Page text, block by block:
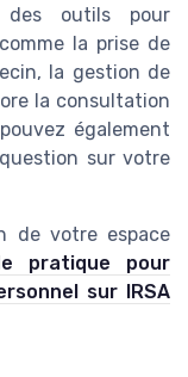
des outils pour
la prise de
la gestion de
la consultation
également
sur votre
de votre espace
pratique pour
sur IRSA